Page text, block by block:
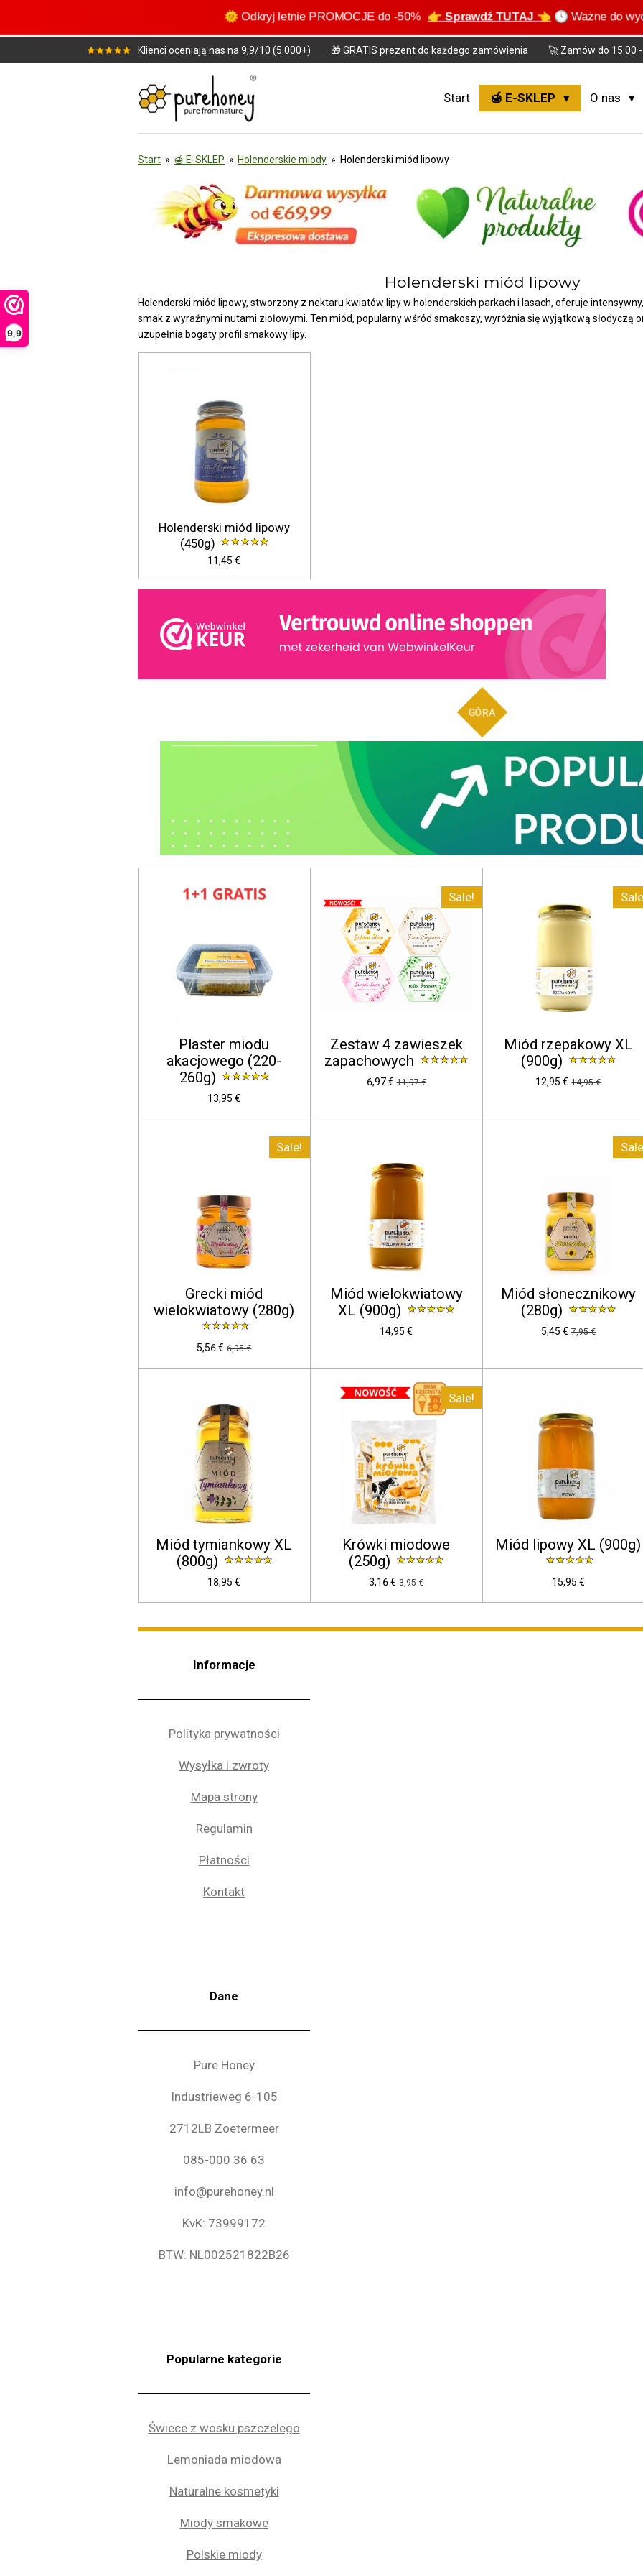
9,9
🌞 Odkryj letnie PROMOCJE do -50% 👉 Sprawdź TUTAJ 👈 🕓 Ważne do
treści
Klienci oceniają nas na 9,9/10 (5.000+) 🎁 GRATIS prezent do każdego zamówienia 🚀 Zamów do 15:00
Start 🍯 E-SKLEP O nas
Start » 🍯 E-SKLEP » Holenderskie miody » Holenderski miód lipowy
Holenderski miód lipowy
Holenderski miód lipowy, stworzony z nektaru kwiatów lipy w holenderskich parkach i lasach, oferuje
smak z wyraźnymi nutami ziołowymi. Ten miód, popularny wśród smakoszy, wyróżnia się wyjątkową słodyczą
uzupełnia bogaty profil smakowy lipy.
Holenderski miód lipowy
(450g)
11,45 €
GÓRA
Plaster miodu
akacjowego (220-
260g)
13,95 €
Sale!
Zestaw 4 zawieszek
zapachowych
6,97 € 11,97 €
Miód rzepakowy XL
(900g)
12,95 € 14,95 €
Sale!
Grecki miód
wielokwiatowy (280g)
5,56 € 6,95 €
Miód wielokwiatowy
XL (900g)
14,95 €
Miód słonecznikowy
(280g)
5,45 € 7,95 €
Miód tymiankowy XL
(800g)
18,95 €
Sale!
Krówki miodowe
(250g)
3,16 € 3,95 €
Miód lipowy XL (900g)
15,95 €
Informacje
Polityka prywatności
Wysyłka i zwroty
Mapa strony
Regulamin
Płatności
Kontakt
Dane
Pure Honey
Industrieweg 6-105
2712LB Zoetermeer
085-000 36 63
info@purehoney.nl
KvK: 73999172
BTW: NL002521822B26
Popularne kategorie
Świece z wosku pszczelego
Lemoniada miodowa
Naturalne kosmetyki
Miody smakowe
Polskie miody